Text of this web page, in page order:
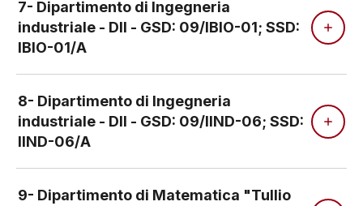
7- Dipartimento di Ingegneria
industriale - DII - GSD: 09/IBIO-01; SSD:
IBIO-01/A
8- Dipartimento di Ingegneria
industriale - DII - GSD: 09/IIND-06; SSD:
IIND-06/A
9- Dipartimento di Matematica "Tullio